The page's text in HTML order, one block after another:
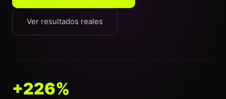
Ver resultados reales
+226%